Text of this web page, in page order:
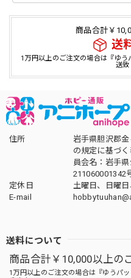
商品合計￥
送
1万円以上のご注文の場合は『ゆ
送致
住所
岩手県胆沢郡
の規定に基づ
員会名：岩手
211060001342
定休日
土曜日、日曜日
E-mail
送料について
商品合計￥10,000以上の
1万円以上のご注文の場合は『ゆうパ